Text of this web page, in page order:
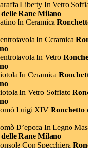
Liberty In Vetro
Rane Milano
In Ceramica
In Ceramica
In Vetro
In Ceramica
In Vetro Soffiato
Luigi XIVRonchetto
D’epoca In Legno
Rane Milano
Con Specchiera